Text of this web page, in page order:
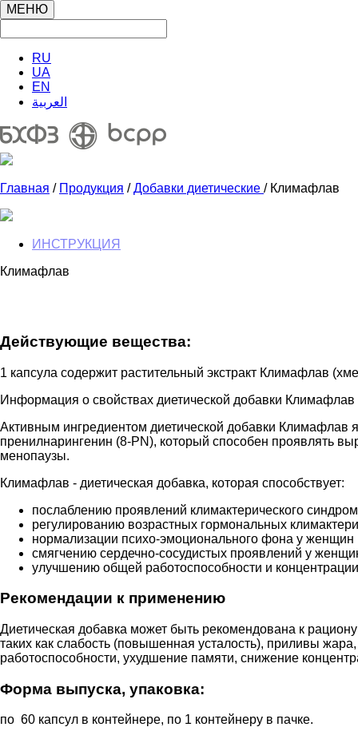
МЕНЮ
RU
UA
EN
العربية
Главная / Продукция /Добавки диетические / Климафлав
ИНСТРУКЦИЯ
Климафлав
Действующие вещества:
1 капсула содержит растительный экстракт Климафлав
Информация о свойствах диетической добавки Климафлав
Активным ингредиентом диетической добавки Климафлав
пренилнарингенин (8-PN), который способен проявлять
менопаузы.
Климафлав - диетическая добавка, которая способствует:
послаблению проявлений климактерического
регулированию возрастных гормональных
нормализации психо-эмоционального фона у женщин
смягчению сердечно-сосудистых проявлений у
улучшению общей работоспособности и
Рекомендации к применению
Диетическая добавка может быть рекомендована к
таких как слабость (повышенная усталость), приливы
работоспособности, ухудшение памяти, снижение
Форма выпуска, упаковка:
по 60 капсул в контейнере, по 1 контейнеру в пачке.